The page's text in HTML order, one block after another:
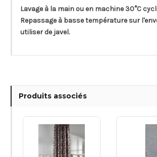
Lavage à la main ou en machine 30°C
Repassage à basse température sur
utiliser de javel.
Produits associés